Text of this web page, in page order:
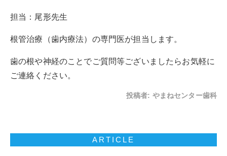
担当：尾形先生
根管治療（歯内療法）の専門医が担当します。
歯の根や神経のことでご質問等ございましたらお気軽に
ご連絡ください。
投稿者: やまねセンター歯科
ARTICLE